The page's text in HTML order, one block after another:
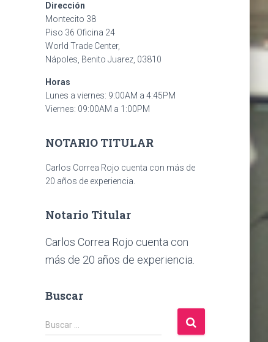
Dirección
Montecito 38
Piso 36 Oficina 24
World Trade Center,
Nápoles, Benito Juarez, 03810
Horas
Lunes a viernes: 9:00AM a 4:45PM
Viernes: 09:00AM a 1:00PM
NOTARIO TITULAR
Carlos Correa Rojo cuenta con más de
20 años de experiencia.
Notario Titular
Carlos Correa Rojo cuenta con
más de 20 años de experiencia.
Buscar
B
u
Buscar …